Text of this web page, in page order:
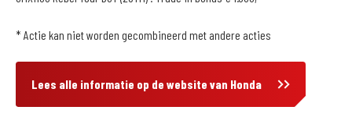
* Actie kan niet worden gecombineerd met andere acties
Lees alle informatie op de website van Honda